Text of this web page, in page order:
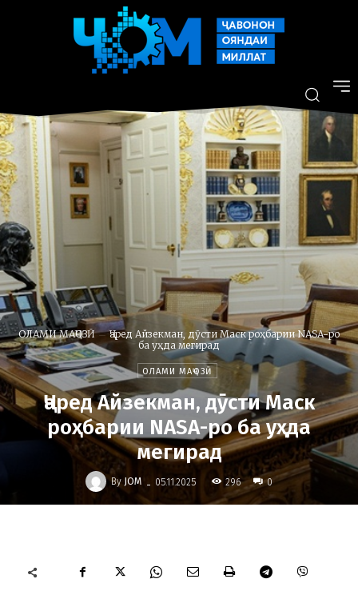
ОЛАМИ МАҶОЗӢ
Ҷаред Айзекман, дӯсти Маск роҳбарии NASA-ро
ба уҳда мегирад
ОЛАМИ МАҶОЗӢ
Ҷаред Айзекман, дӯсти Маск
роҳбарии NASA-ро ба уҳда
мегирад
By JOM - 05.11.2025 296 0